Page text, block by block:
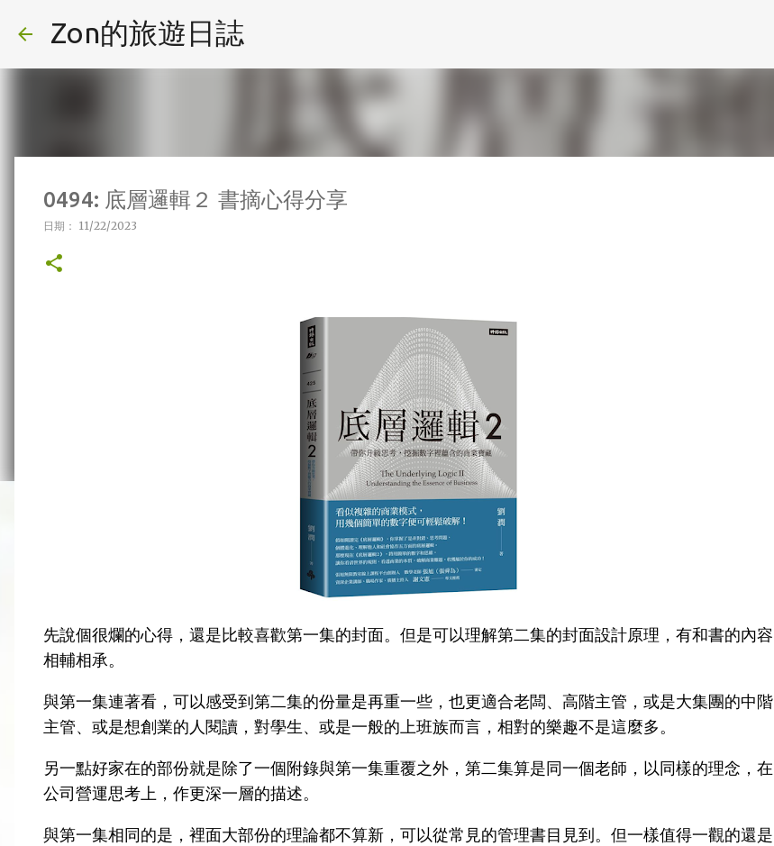
Zon的旅遊日誌
0494: 底層邏輯２ 書摘心得分享
日期： 11/22/2023
先說個很爛的心得，還是比較喜歡第一集的封面。但是可以理解第二集的封面設計原理，有和書的內容
相輔相承。
與第一集連著看，可以感受到第二集的份量是再重一些，也更適合老闆、高階主管，或是大集團的中階
主管、或是想創業的人閱讀，對學生、或是一般的上班族而言，相對的樂趣不是這麼多。
另一點好家在的部份就是除了一個附錄與第一集重覆之外，第二集算是同一個老師，以同樣的理念，在
公司營運思考上，作更深一層的描述。
與第一集相同的是，裡面大部份的理論都不算新，可以從常見的管理書目見到。但一樣值得一觀的還是